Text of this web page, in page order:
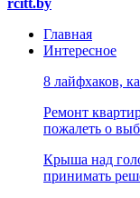
rcitt.by
Главная
Интересное
8 лайфхаков,
Ремонт
пожалеть о
Крыша над
принимать